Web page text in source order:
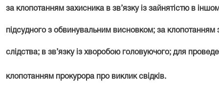
за клопотанням захисника в зв’язку із зайнятістю в
підсудного з обвинувальним висновком; за
слідства; в зв’язку із хворобою головуючого; для
клопотанням прокурора про виклик свідків.